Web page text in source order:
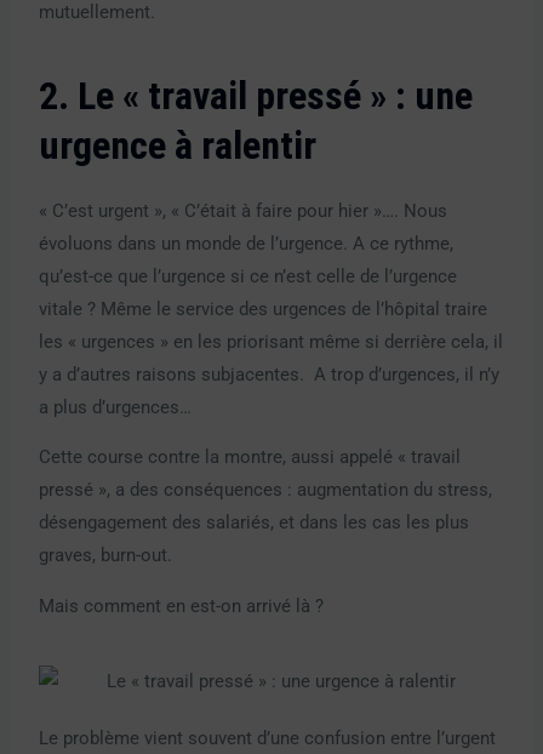
mutuellement.
2. Le « travail pressé » : une
urgence à ralentir
« C’est urgent », « C’était à faire pour hier »…. Nous
évoluons dans un monde de l’urgence. A ce rythme,
qu’est-ce que l’urgence si ce n’est celle de l’urgence
vitale ? Même le service des urgences de l’hôpital traire
les « urgences » en les priorisant même si derrière cela, il
y a d’autres raisons subjacentes. A trop d’urgences, il n’y
a plus d’urgences…
Cette course contre la montre, aussi appelé « travail
pressé », a des conséquences : augmentation du stress,
désengagement des salariés, et dans les cas les plus
graves, burn-out.
Mais comment en est-on arrivé là ?
Le problème vient souvent d’une confusion entre l’urgent